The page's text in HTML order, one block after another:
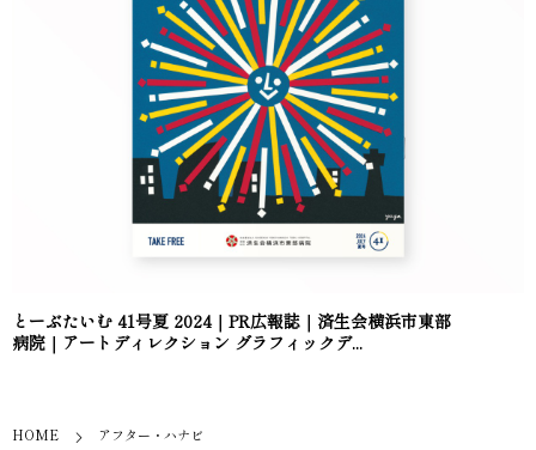
とーぶたいむ 41号夏 2024｜PR広報誌｜済生会横浜市東部
病院｜アートディレクション グラフィックデ...
HOME アフター・ハナビ